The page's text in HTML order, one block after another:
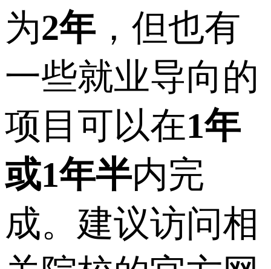
为2年 ，但也有
一些就业导向的
项目可以在1年
或1年半内完
成。建议访问相